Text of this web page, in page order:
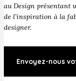
au Design présentant
de l’inspiration à la
designer.
Envoyez-nous